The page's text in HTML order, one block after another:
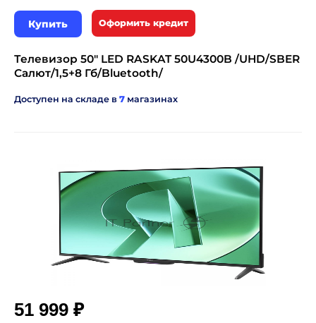
Купить Оформить кредит
Телевизор 50" LED RASKAT 50U4300B /UHD/SBER
Салют/1,5+8 Гб/Bluetooth/
Доступен на складе в 7 магазинах
51 999 ₽